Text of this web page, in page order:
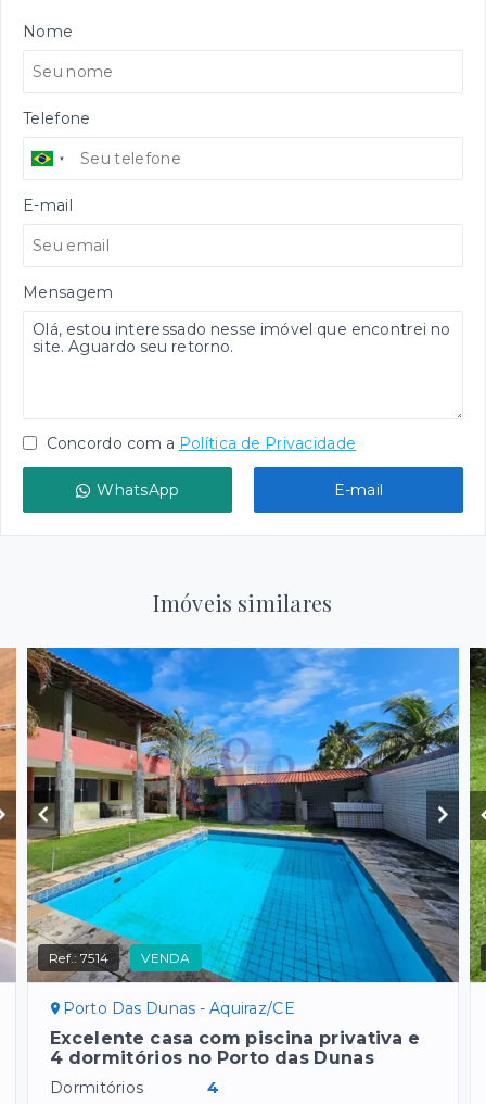
Nome
Telefone
E-mail
Mensagem
Concordo com a Política de Privacidade
WhatsApp E-mail
Imóveis similares
Ref.:7514 VENDA
Porto Das Dunas - Aquiraz/CE
Excelente casa com piscina privativa e
4 dormitórios no Porto das Dunas
Dormitórios
4